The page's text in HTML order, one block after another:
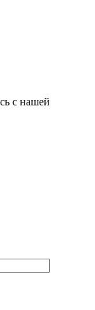
с нашей